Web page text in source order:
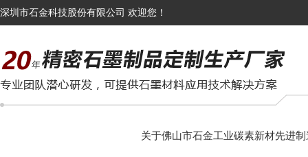
深圳市石金科技股份有限公司 欢迎您！
关于佛山市石金工业碳素新材先进